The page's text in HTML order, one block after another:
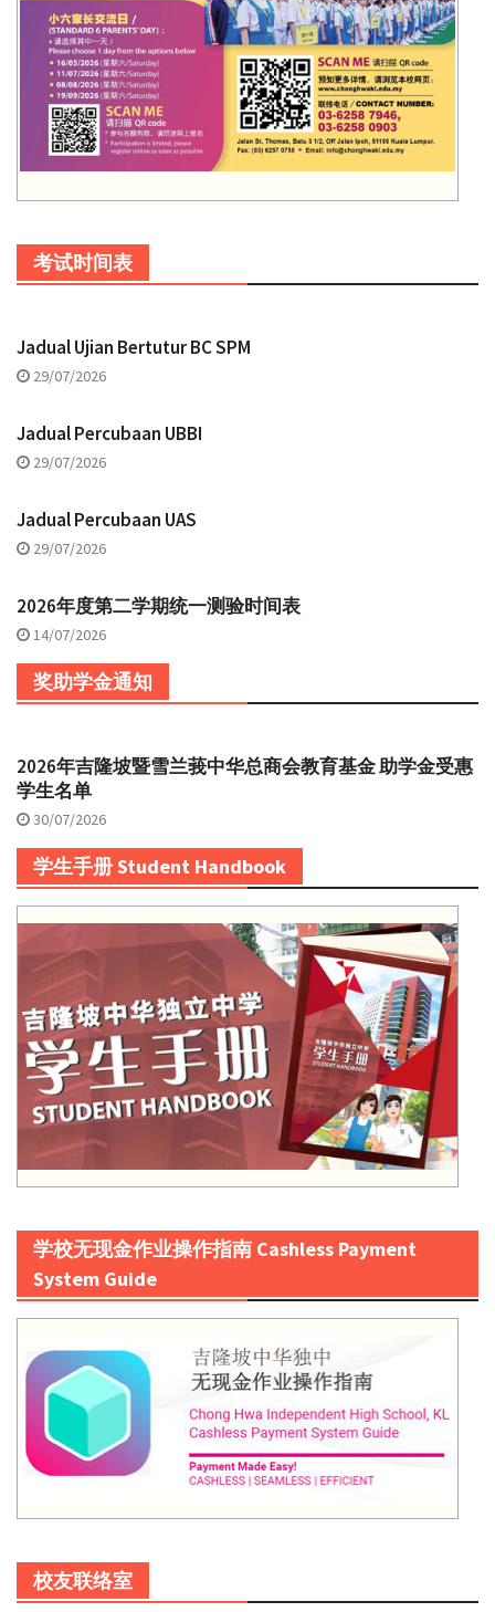
考试时间表
Jadual Ujian Bertutur BC SPM
29/07/2026
Jadual Percubaan UBBI
29/07/2026
Jadual Percubaan UAS
29/07/2026
2026年度第二学期统一测验时间表
14/07/2026
奖助学金通知
2026年吉隆坡暨雪兰莪中华总商会教育基金 助学金受惠
学生名单
30/07/2026
学生手册 Student Handbook
学校无现金作业操作指南 Cashless Payment
System Guide
校友联络室